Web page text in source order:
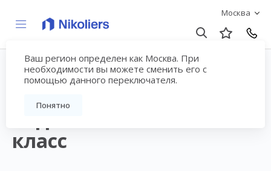
Москва
Ваш регион определен как Москва. При
необходимости вы можете сменить его с
помощью данного переключателя.
Понятно
III квартал 2025 |
Москва | Жилая
класс